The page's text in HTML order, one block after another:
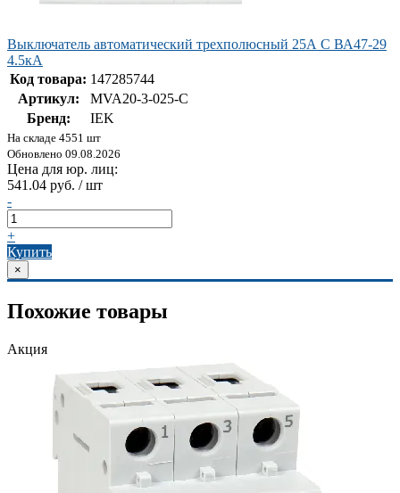
Выключатель автоматический трехполюсный 25А C ВА47-29
4.5кА
Код товара: 147285744
Артикул:
MVA20-3-025-C
Бренд:
IEK
На складе 4551 шт
Обновлено 09.08.2026
Цена для юр. лиц:
541.04 руб. / шт
-
+
Купить
×
Похожие товары
Акция